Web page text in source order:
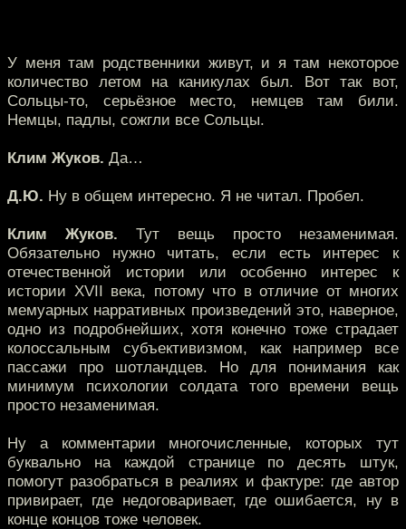
У меня там родственники живут, и я там некоторое
количество летом на каникулах был. Вот так вот,
Сольцы-то, серьёзное место, немцев там били.
Немцы, падлы, сожгли все Сольцы.
Клим Жуков. Да…
Д.Ю. Ну в общем интересно. Я не читал. Пробел.
Клим Жуков. Тут вещь просто незаменимая.
Обязательно нужно читать, если есть интерес к
отечественной истории или особенно интерес к
истории XVII века, потому что в отличие от многих
мемуарных нарративных произведений это, наверное,
одно из подробнейших, хотя конечно тоже страдает
колоссальным субъективизмом, как например все
пассажи про шотландцев. Но для понимания как
минимум психологии солдата того времени вещь
просто незаменимая.
Ну а комментарии многочисленные, которых тут
буквально на каждой странице по десять штук,
помогут разобраться в реалиях и фактуре: где автор
привирает, где недоговаривает, где ошибается, ну в
конце концов тоже человек.